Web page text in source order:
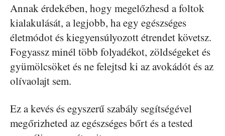
Annak érdekében, hogy megelőzhesd a foltok
kialakulását, a legjobb, ha egy egészséges
életmódot és kiegyensúlyozott étrendet követsz.
Fogyassz minél több folyadékot, zöldségeket és
gyümölcsöket és ne felejtsd ki az avokádót és az
olívaolajt sem.
Ez a kevés és egyszerű szabály segítségével
megőrizheted az egészséges bőrt és a tested